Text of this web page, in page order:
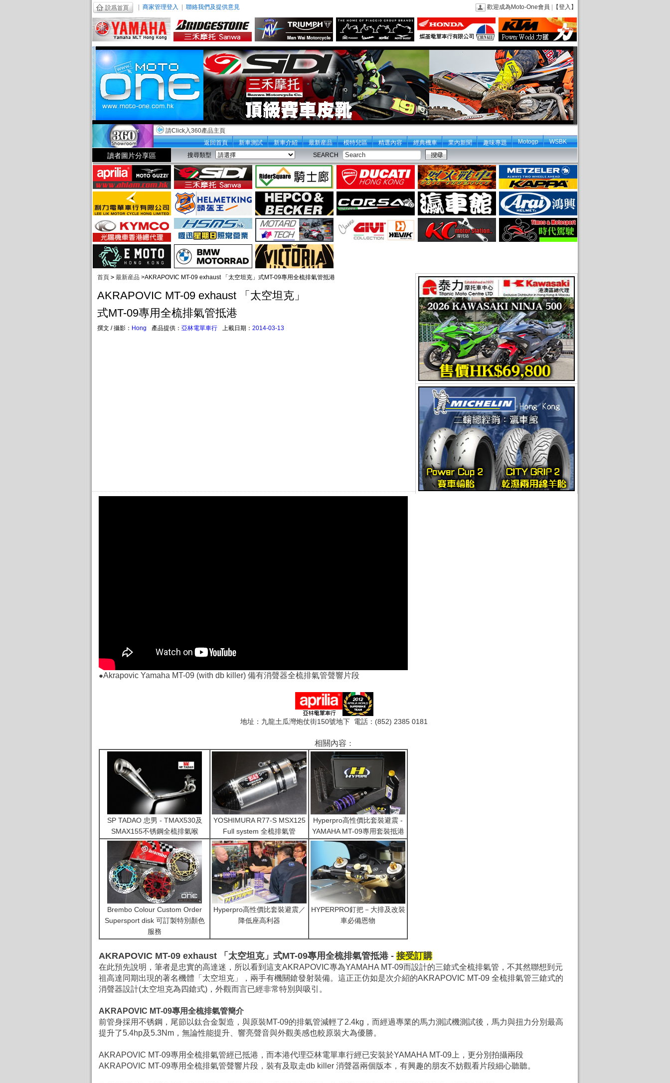
商家管理登入 聯絡我們及提供意見 歡迎成為Moto-One會員 【登入】
請Click入360產品主頁
返回首頁
新車測試 新車介紹 最新産品 模特兒區 精選內容 經典機車 業內新聞 趣味專題 Motogp WSBK
讀者圖片分享區 搜尋類型 SEARCH
首頁 > 最新産品 >AKRAPOVIC MT-09 exhaust 「太空坦克」式MT-09專用全梳排氣管抵港
AKRAPOVIC MT-09 exhaust 「太空坦克」
式MT-09專用全梳排氣管抵港
撰文 / 攝影： Hong 產品提供： 亞林電單車行 上載日期： 2014-03-13
●Akrapovic Yamaha MT-09 (with db killer) 備有消聲器全梳排氣管聲響片段
地址：九龍土瓜灣炮仗街150號地下 電話：(852) 2385 0181
相關內容 ：
SP TADAO 忠男 - TMAX530及
SMAX155不锈鋼全梳排氣喉
YOSHIMURA R77-S MSX125
Full system 全梳排氣管
Hyperpro高性價比套裝避震 -
YAMAHA MT-09專用套裝抵港
Brembo Colour Custom Order
Supersport disk 可訂製特別顏色
服務
Hyperpro高性價比套裝避震／
降低座高利器
HYPERPRO釘把－大排及改裝
車必備恩物
AKRAPOVIC MT-09 exhaust 「太空坦克」 式MT-09專用全梳排氣管抵港 - 接受訂購
在此預先說明，筆者是忠實的高達迷，所以看到這支AKRAPOVIC專為YAMAHA MT-09而設計的三鎗式全梳排氣管，不其然聯想到元
祖高達同期出現的著名機體「太空坦克」，兩手有機關鎗發射裝備。這正正仿如是次介紹的AKRAPOVIC MT-09 全梳排氣管三鎗式的
消聲器設計(太空坦克為四鎗式)，外觀而言已經非常特別與吸引。
AKRAPOVIC MT-09專用全梳排氣管簡介
前管身採用不锈鋼，尾節以鈦合金製造，與原裝MT-09的排氣管減輕了2.4kg，而經過專業的馬力測試機測試後，馬力與扭力分別最高
提升了5.4hp及5.3Nm，無論性能提升、響亮聲音與外觀美感也較原裝大為優勝。
AKRAPOVIC MT-09專用全梳排氣管經已抵港，而本港代理亞林電單車行經已安裝於YAMAHA MT-09上，更分別拍攝兩段
AKRAPOVIC MT-09專用全梳排氣管聲響片段，裝有及取走db killer 消聲器兩個版本，有興趣的朋友不妨觀看片段細心聽聽。